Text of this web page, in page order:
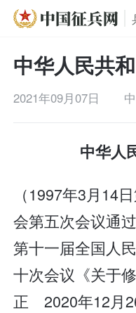
中华人民共
2021年09月07日
中华人
（1997年3月14
会第五次会议通
第十一届全国人
十次会议《关于
正 2020年12月